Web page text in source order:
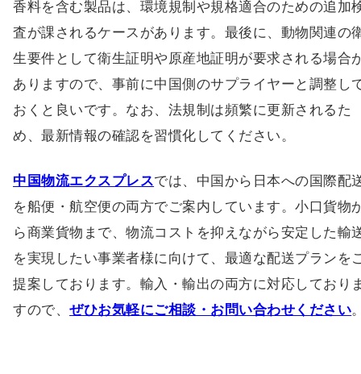
香料を含む製品は、環境規制や規格適合のための追加
査が課されるケースがあります。最後に、動物関連の
生要件として衛生証明や原産地証明が要求される場合
ありますので、事前に中国側のサプライヤーと調整し
おくと良いです。なお、法規制は頻繁に更新されるた
め、最新情報の確認を習慣化してください。
中国物流エクスプレスでは、中国から日本への国際配
を船便・航空便の両方でご案内しています。小口貨物
ら商業貨物まで、物流コストを抑えながら安定した輸
を実現したい事業者様に向けて、最適な配送プランを
提案しております。輸入・輸出の両方に対応しており
すので、ぜひお気軽にご相談・お問い合わせください